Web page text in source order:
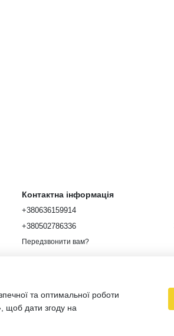
Контактна інформація
+380636159914
+380502786336
Передзвонити вам?
та оптимальної роботи
щоб дати згоду на